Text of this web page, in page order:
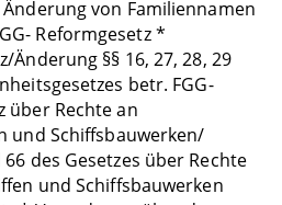
von Familiennamen
Reformgesetz *
Änderung §§ 16, 27, 28, 29
betr. FGG-
über Rechte an
und Schiffsbauwerken/
des Gesetzes über Rechte
und Schiffsbauwerken